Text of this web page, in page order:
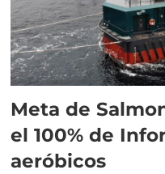
Meta de
el 100% de
aeróbicos